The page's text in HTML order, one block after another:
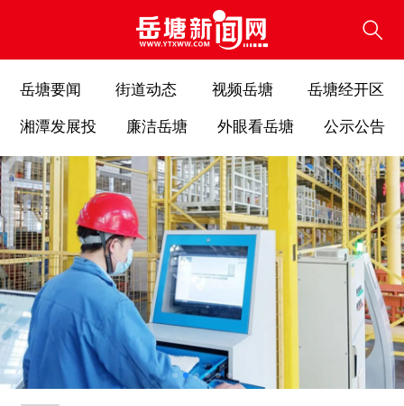
岳塘要闻 街道动态 视频岳塘 岳塘经开区
湘潭发展投 廉洁岳塘 外眼看岳塘 公示公告